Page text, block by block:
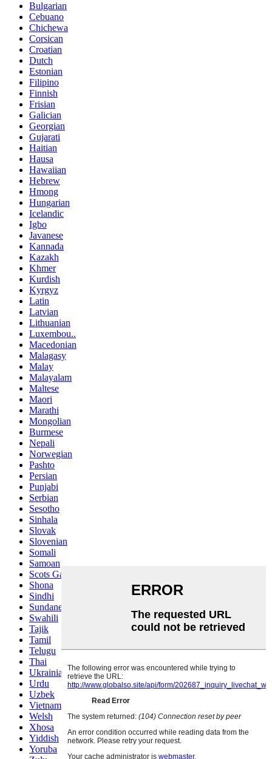
Bulgarian
Cebuano
Chichewa
Corsican
Croatian
Dutch
Estonian
Filipino
Finnish
Frisian
Galician
Georgian
Gujarati
Haitian
Hausa
Hawaiian
Hebrew
Hmong
Hungarian
Icelandic
Igbo
Javanese
Kannada
Kazakh
Khmer
Kurdish
Kyrgyz
Latin
Latvian
Lithuanian
Luxembou..
Macedonian
Malagasy
Malay
Malayalam
Maltese
Maori
Marathi
Mongolian
Burmese
Nepali
Norwegian
Pashto
Persian
Punjabi
Serbian
Sesotho
Sinhala
Slovak
Slovenian
Somali
Samoan
Scots Gaelic
Shona
Sindhi
Sundanese
Swahili
Tajik
Tamil
Telugu
Thai
Ukrainian
Urdu
Uzbek
Vietnamese
Welsh
Xhosa
Yiddish
Yoruba